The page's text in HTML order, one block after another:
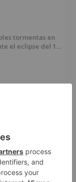
tormentas en
el eclipse del 12
que Álex
operado con
de su rodilla